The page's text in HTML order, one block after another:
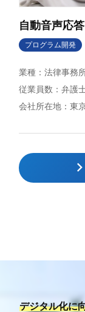
自動音声応
プログラム開発
法律事務
弁護
東
デジタル化に